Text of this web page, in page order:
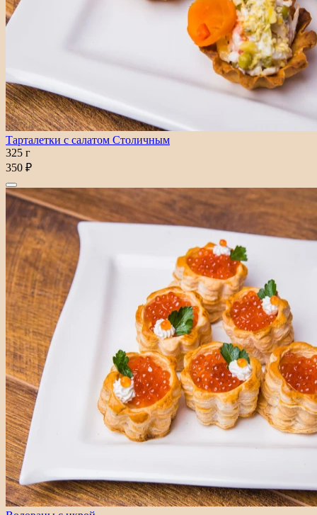
Тарталетки с салатом Столичным
325 г
350 ₽